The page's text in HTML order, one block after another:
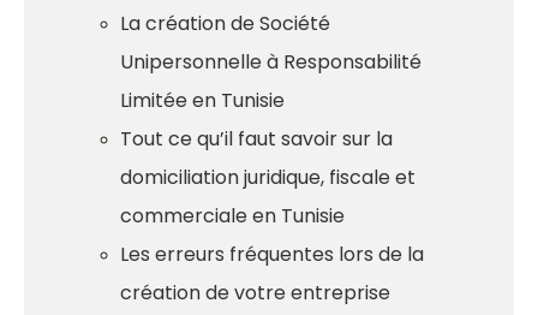
La création de Société
Unipersonnelle à Responsabilité
Limitée en Tunisie
Tout ce qu’il faut savoir sur la
domiciliation juridique, fiscale et
commerciale en Tunisie
Les erreurs fréquentes lors de la
création de votre entreprise